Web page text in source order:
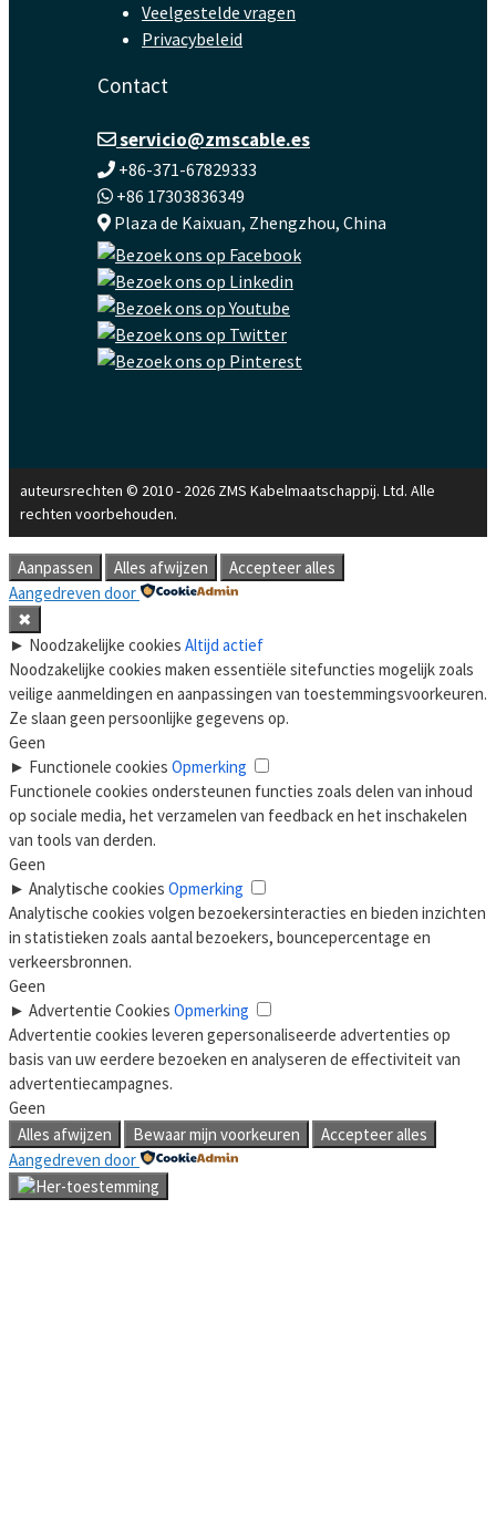
Veelgestelde vragen
Privacybeleid
Contact
servicio@zmscable.es
+86-371-67829333
+86 17303836349
Plaza de Kaixuan, Zhengzhou, China
auteursrechten © 2010 - 2026 ZMS Kabelmaatschappij. Ltd. Alle
rechten voorbehouden.
Aanpassen Alles afwijzen
Accepteer alles
Aangedreven door
✖
► Noodzakelijke cookies Altijd actief
Noodzakelijke cookies maken essentiële sitefuncties mogelijk zoals
veilige aanmeldingen en aanpassingen van toestemmingsvoorkeuren.
Ze slaan geen persoonlijke gegevens op.
Geen
► Functionele cookies Opmerking
Functionele cookies ondersteunen functies zoals delen van inhoud
op sociale media, het verzamelen van feedback en het inschakelen
van tools van derden.
Geen
► Analytische cookies Opmerking
Analytische cookies volgen bezoekersinteracties en bieden inzichten
in statistieken zoals aantal bezoekers, bouncepercentage en
verkeersbronnen.
Geen
► Advertentie Cookies Opmerking
Advertentie cookies leveren gepersonaliseerde advertenties op
basis van uw eerdere bezoeken en analyseren de effectiviteit van
advertentiecampagnes.
Geen
Alles afwijzen
Bewaar mijn voorkeuren
Accepteer alles
Aangedreven door